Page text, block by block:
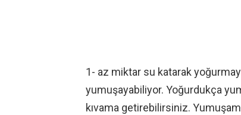
1- az miktar su katarak
yumuşayabiliyor. Yoğurdukça
kıvama getirebilirsiniz.